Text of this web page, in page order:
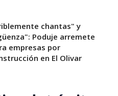
chantas" y
Poduje arremete
empresas por
en El Olivar